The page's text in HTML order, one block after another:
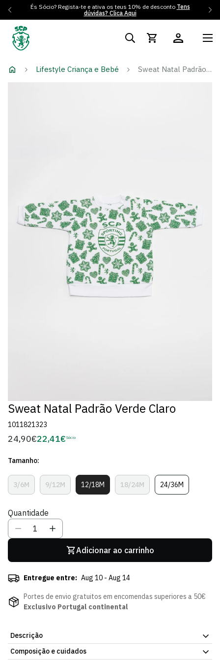
És Sócio? Regista-te e ativa os teus 10% de desconto Tens
dúvidas? Clica Aqui
Lifestyle Criança e Bebé Sweat Natal Padrão Verde Claro
Sweat Natal Padrão Verde Claro
1011821323
Preço
24,90€Preço
Sócio
22,41€ Sócio
Tamanho:
3/6MVariante
Esgotada
Indisponível
9/12MVariante
Esgotada
12/18MVariante
Esgotada
18/24MVariante
Esgotada
24/36MVariante
Esgotada
Quantidade
Adicionar ao carrinho
Entregue entre: Aug 10 - Aug 14
Portes de envio gratuitos em encomendas superiores a 50€
Exclusivo Portugal continental
Descrição
A Sweat Natal Padrão Verde Claro Sporting CP é uma peça
Composição e cuidados